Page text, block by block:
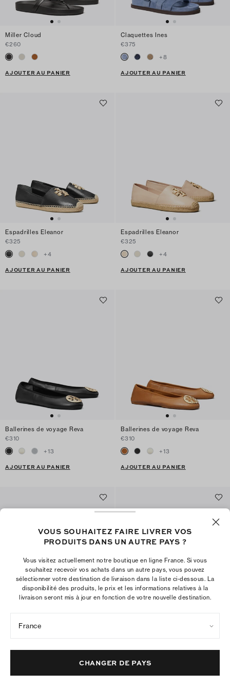
Miller Cloud
€260
AJOUTER AU PANIER
Claquettes Ines
€375
+8
AJOUTER AU PANIER
Espadrilles Eleanor
€325
+4
AJOUTER AU PANIER
Espadrilles Eleanor
€325
+4
AJOUTER AU PANIER
Ballerines de voyage Reva
€310
+13
AJOUTER AU PANIER
Ballerines de voyage Reva
€310
+13
AJOUTER AU PANIER
Babies Jelly Mellow
+4
Sandales Miller Jelly à petit talon
AJOUTER AU PANIER
VOUS SOUHAITEZ FAIRE LIVRER VOS
PRODUITS DANS UN AUTRE PAYS ?
Vous visitez actuellement notre boutique en ligne France. Si vous
souhaitez recevoir vos achats dans un autre pays, vous pouvez
sélectionner votre destination de livraison dans la liste ci-dessous. La
disponibilité des produits, le prix et les informations relatives à la
livraison seront mis à jour en fonction de votre nouvelle destination.
France
CHANGER DE PAYS